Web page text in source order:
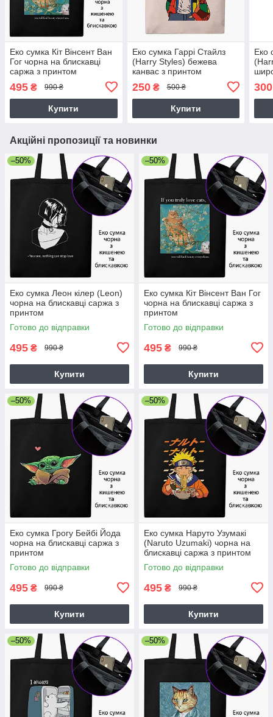
Еко сумка Кіт Вінсент Ван
Гог чорна на блискавці
саржа з принтом
495 ₴ 990 ₴
Купити
Еко сумка Гаррі Стайлз
(Harry Styles) бежева
канвас з принтом
250₴ 500 ₴
Купити
Еко
300
Акційні пропозиції та новинки
–50%
Еко сумка Леон кілер (Leon)
чорна на блискавці саржа з
принтом
Готово до відправки
495 ₴ 990 ₴
Купити
–50%
Еко сумка Кіт Вінсент Ван Гог
чорна на блискавці саржа з
принтом
Готово до відправки
495 ₴ 990 ₴
Купити
–50%
Еко сумка Грогу Бейбі Йода
чорна на блискавці саржа з
принтом
Готово до відправки
495 ₴ 990 ₴
Купити
–50%
Еко сумка Наруто Узумакі
(Naruto Uzumaki) чорна на
блискавці саржа з принтом
Готово до відправки
495 ₴ 990 ₴
Купити
–50% –50%